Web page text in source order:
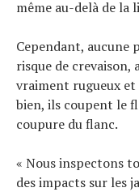
même au-delà de la
Cependant,
risque de crevaison,
vraiment rugueux et
bien, ils coupent le
coupure du flanc.
« Nous inspectons
des impacts sur les